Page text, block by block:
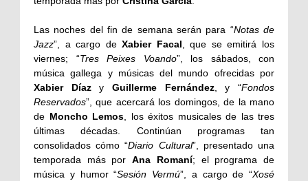
Las noches del fin de semana serán para “Notas de
Jazz”, a cargo deXabier Facal, que se emitirá los
viernes; “Tres Peixes Voando”, los sábados, con
música gallega y músicas del mundo ofrecidas por
Xabier DíazyGuillerme Fernández, y “Fondos
Reservados”, que acercará los domingos, de la mano
de Moncho Lemos, los éxitos musicales de las tres
últimas décadas. Continúan programas tan
consolidados cómo “Diario Cultural”, presentado una
temporada más porAna Romaní; el programa de
música y humor “Sesión Vermú”, a cargo de “Xosé